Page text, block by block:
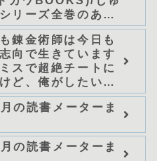
リーズ全巻のあら
錬金術師は今日も
向で生きています
スで超絶チートに
ど、俺がしたいの
なくてホワイト商
です～（グラスト
(グラスト
可換環」シリーズ
すじ・感想
の読書メーターま
の読書メーターま